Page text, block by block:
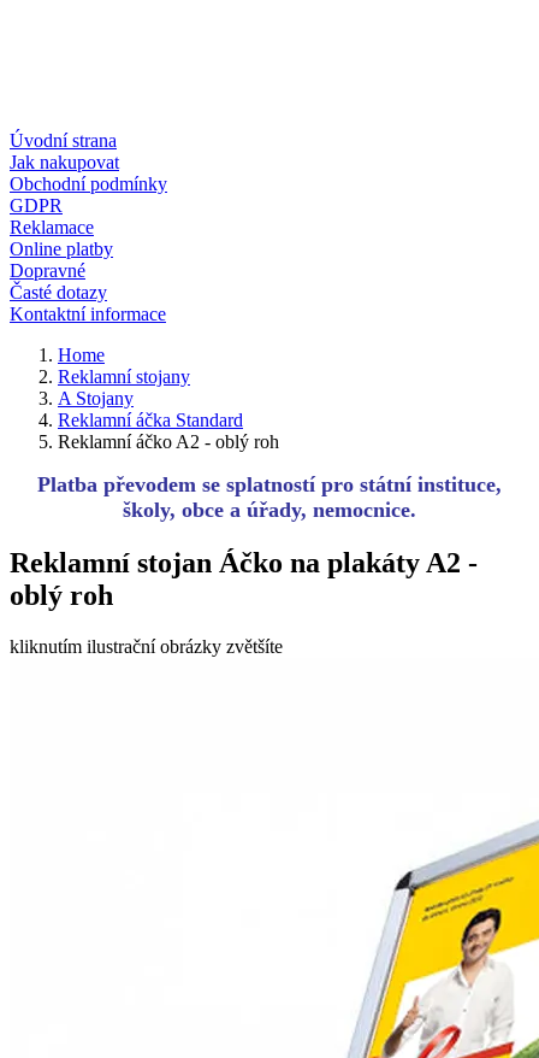
Úvodní strana
Jak nakupovat
Obchodní podmínky
GDPR
Reklamace
Online platby
Dopravné
Časté dotazy
Kontaktní informace
Home
Reklamní stojany
A Stojany
Reklamní áčka Standard
Reklamní áčko A2 - oblý roh
Platba převodem se splatností pro státní instituce,
školy, obce a úřady, nemocnice.
Reklamní stojan Áčko na plakáty A2 -
oblý roh
kliknutím ilustrační obrázky zvětšíte